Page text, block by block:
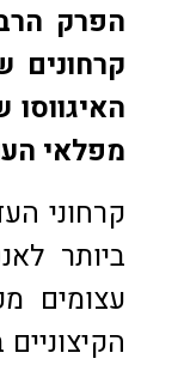
הפרק
קרחונים
מפלאי
קרחוני
ביותר
עצומים